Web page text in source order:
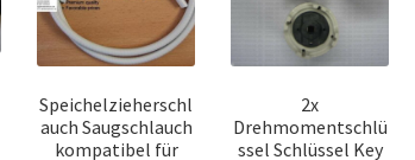
Speichelzieherschl
auch Saugschlauch
kompatibel für
2x
Drehmomentschlü
ssel Schlüssel Key